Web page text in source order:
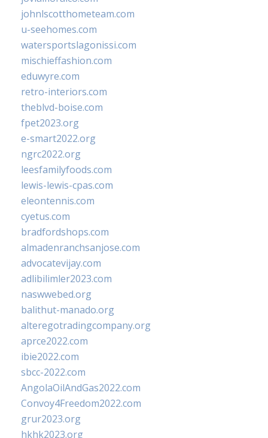
johnlscotthometeam.com
u-seehomes.com
watersportslagonissi.com
mischieffashion.com
eduwyre.com
retro-interiors.com
theblvd-boise.com
fpet2023.org
e-smart2022.org
ngrc2022.org
leesfamilyfoods.com
lewis-lewis-cpas.com
eleontennis.com
cyetus.com
bradfordshops.com
almadenranchsanjose.com
advocatevijay.com
adlibilimler2023.com
naswwebed.org
balithut-manado.org
alteregotradingcompany.org
aprce2022.com
ibie2022.com
sbcc-2022.com
AngolaOilAndGas2022.com
Convoy4Freedom2022.com
grur2023.org
hkhk2023.org